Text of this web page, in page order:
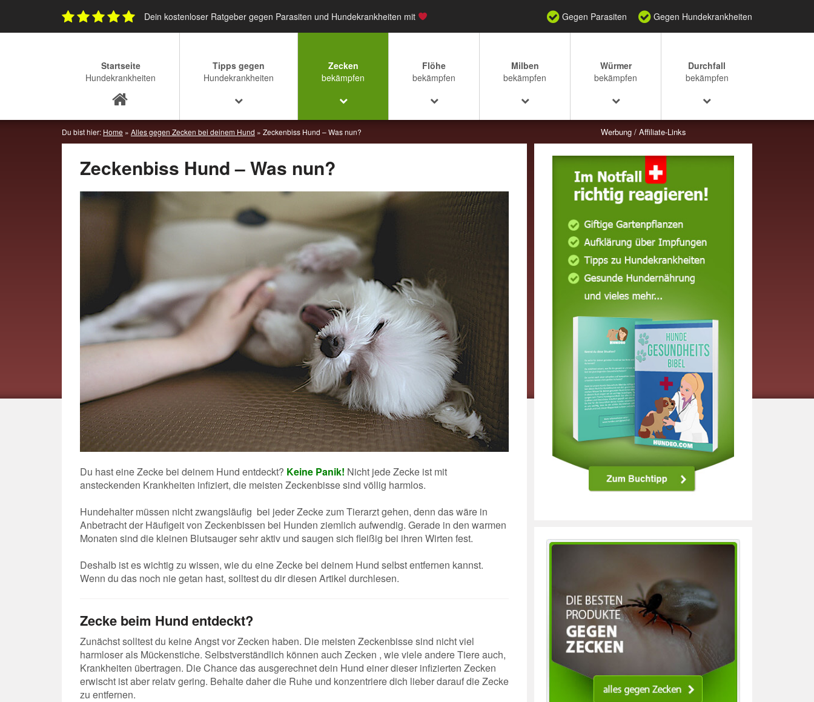
content
Dein kostenloser Ratgeber gegen Parasiten und Hundekrankheiten mit Gegen Parasiten Gegen Hundekrankheiten
Startseite
Hundekrankheiten
Tipps gegen
Hundekrankheiten
Zecken
bekämpfen
Flöhe
bekämpfen
Milben
bekämpfen
Würmer
bekämpfen
Durchfall
bekämpfen
Du bist hier: Home » Alles gegen Zecken bei deinem Hund » Zeckenbiss Hund – Was nun?
Zeckenbiss Hund – Was nun?
Du hast eine Zecke bei deinem Hund entdeckt? Keine Panik! Nicht jede Zecke ist mit
ansteckenden Krankheiten infiziert, die meisten Zeckenbisse sind völlig harmlos.
Hundehalter müssen nicht zwangsläufig bei jeder Zecke zum Tierarzt gehen, denn das wäre in
Anbetracht der Häufigeit von Zeckenbissen bei Hunden ziemlich aufwendig. Gerade in den warmen
Monaten sind die kleinen Blutsauger sehr aktiv und saugen sich fleißig bei ihren Wirten fest.
Deshalb ist es wichtig zu wissen, wie du eine Zecke bei deinem Hund selbst entfernen kannst.
Wenn du das noch nie getan hast, solltest du dir diesen Artikel durchlesen.
Zecke beim Hund entdeckt?
Zunächst solltest du keine Angst vor Zecken haben. Die meisten Zeckenbisse sind nicht viel
harmloser als Mückenstiche. Selbstverständlich können auch Zecken , wie viele andere Tiere auch,
Krankheiten übertragen. Die Chance das ausgerechnet dein Hund einer dieser infizierten Zecken
erwischt ist aber relatv gering. Behalte daher die Ruhe und konzentriere dich lieber darauf die Zecke
zu entfernen.